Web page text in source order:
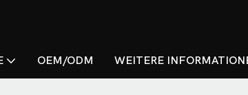
OEM/ODM WEITERE